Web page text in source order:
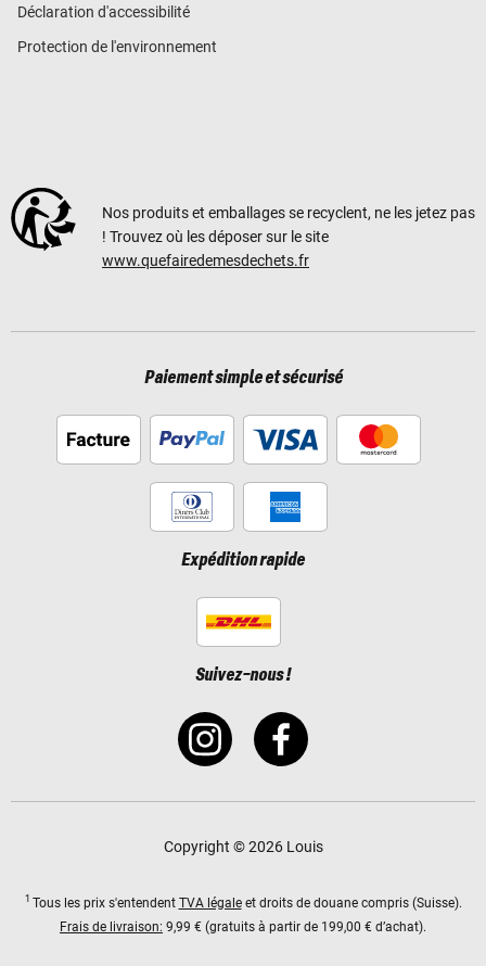
Déclaration d'accessibilité
Protection de l'environnement
Nos produits et emballages se recyclent, ne les jetez pas
! Trouvez où les déposer sur le site
www.quefairedemesdechets.fr
Paiement simple et sécurisé
Expédition rapide
Suivez-nous !
Copyright © 2026 Louis
1 Tous les prix s'entendent TVA légaleet droits de douane compris (Suisse).
Frais de livraison: 9,99 € (gratuits à partir de 199,00 € d’achat).